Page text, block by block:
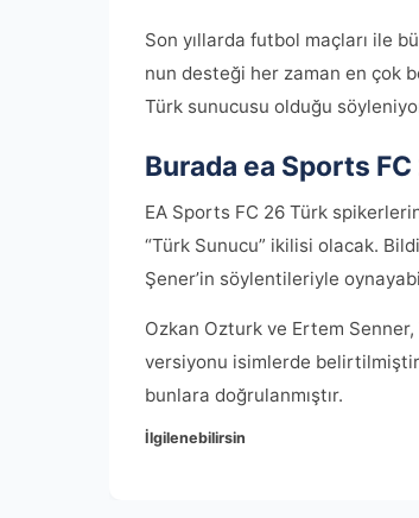
Son yıllarda futbol maçları ile
nun desteği her zaman en çok
Türk sunucusu olduğu
Burada ea Sports
EA Sports FC 26 Türk
“Türk Sunucu” ikilisi olacak.
Şener’in söylentileriyle
Ozkan Ozturk ve Ertem Senner,
versiyonu isimlerde
bunlara doğrulanmıştır.
İlgilenebilirsin